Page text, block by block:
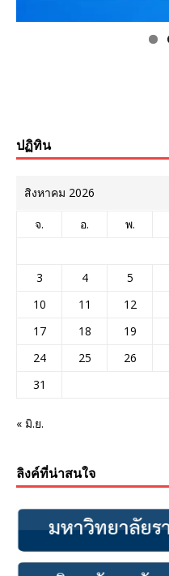
ปฏิทิน
สิงหาคม 2026
จ. อ. พ.
3
4 5
10
11 12
17
18 19
24
25 26
31
« มิ.ย.
ลิงค์ที่น่าสนใจ